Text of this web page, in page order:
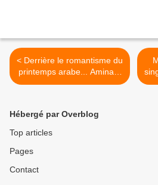
< Derrière le romantisme du
printemps arabe... Aminata
Traoré & Boubacar Boris
Hébergé par Overblog
Top articles
Pages
Contact